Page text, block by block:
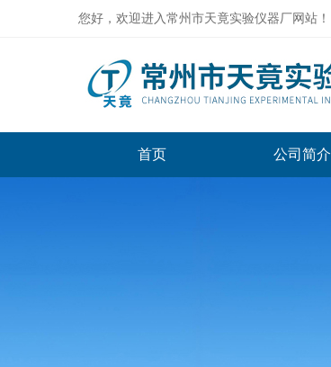
您好，欢迎进入常州市天竟实验仪器厂网站！
首页 公司简介